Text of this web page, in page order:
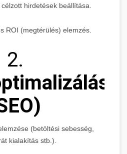
hirdetések beállítása.
ROI (megtérülés) elemzés.
2.
(betöltési sebesség,
kialakítás stb.).